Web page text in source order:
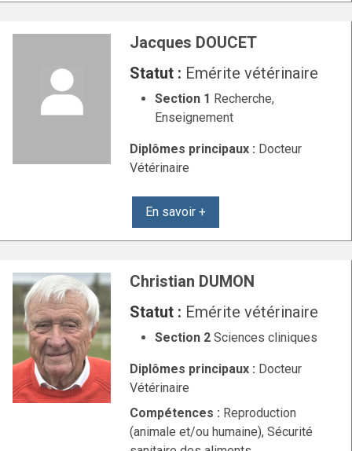
Jacques DOUCET
Statut : Emérite vétérinaire
Section 1 Recherche,
Enseignement
Diplômes principaux : Docteur
Vétérinaire
En savoir +
Christian DUMON
Statut : Emérite vétérinaire
Section 2Sciences cliniques
Diplômes principaux : Docteur
Vétérinaire
Compétences :
(animale et/ou humaine), Sécurité